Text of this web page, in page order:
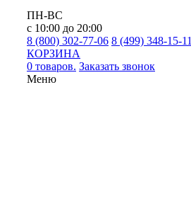
ПН-ВС
с 10:00 до 20:00
8 (800) 302-77-06 8 (499) 348-15-11
КОРЗИНА
0 товаров. Заказать звонок
Меню